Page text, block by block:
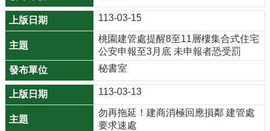
府
網
資
料
開
放
宣
告
113-03-15
桃園建管處提醒8至11層樓集合式住宅
公安申報至3月底 未申報者恐受罰
秘書室
113-03-13
勿再拖延！建商消極回應損鄰 建管處
要求速處